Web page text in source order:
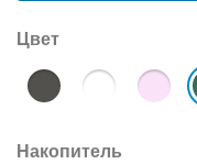
Цвет
Накопитель